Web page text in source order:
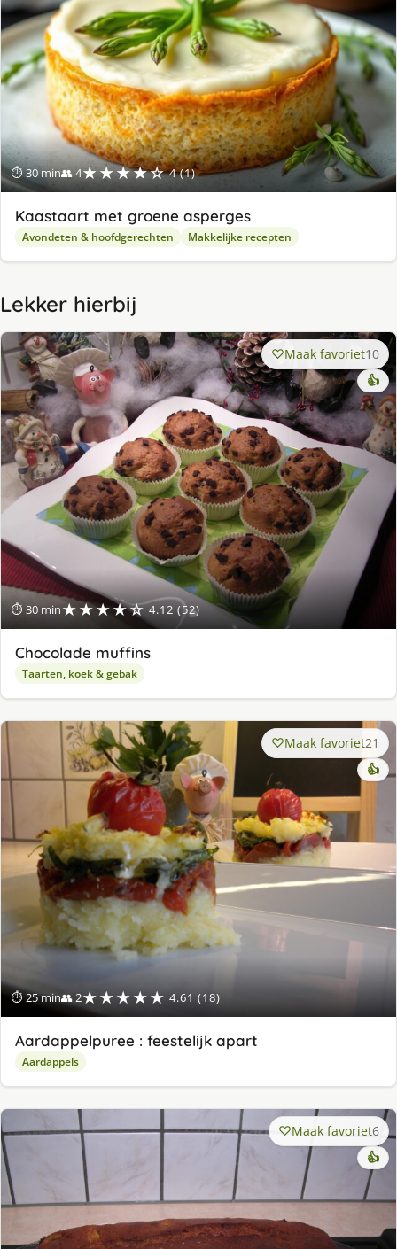
⏱ 30 min👥 4★★★★☆ 4 (1)
Kaastaart met groene asperges
Avondeten & hoofdgerechten Makkelijke recepten
Lekker hierbij
⏱ 30 min★★★★☆ 4.12 (52)
Maak favoriet10
👍
Chocolade muffins
Taarten, koek & gebak
⏱ 25 min👥 2★★★★★ 4.61 (18)
Maak favoriet21
👍
Aardappelpuree : feestelijk apart
Aardappels
Maak favoriet6
👍